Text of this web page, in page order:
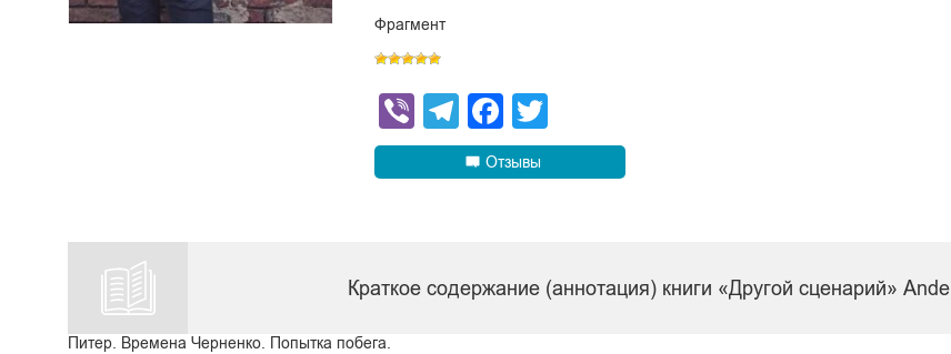
Фрагмент
ViberTelegram
Facebook
Отзывы
Краткое содержание (аннотация) книги «Другой сценарий» Ande
Питер. Времена Черненко. Попытка побега.